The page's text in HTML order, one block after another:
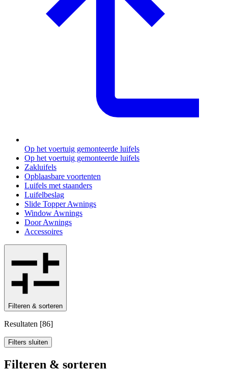
Op het voertuig gemonteerde luifels
Op het voertuig gemonteerde luifels
Zakluifels
Opblaasbare voortenten
Luifels met staanders
Luifelbeslag
Slide Topper Awnings
Window Awnings
Door Awnings
Accessoires
Filteren & sorteren
Resultaten [86]
Filters sluiten
Filteren & sorteren